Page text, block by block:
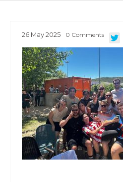
26 May2025 0 Comments